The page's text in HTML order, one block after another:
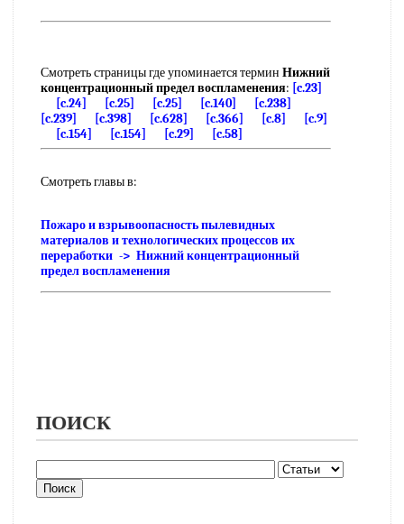
Смотреть страницы где упоминается термин Нижний
концентрационный предел воспламенения: [c.23]
[c.24]
[c.25] [c.25] [c.140]
[c.238]
[c.239]
[c.398] [c.628] [c.366] [c.8]
[c.9]
[c.154]
[c.154] [c.29] [c.58]
Смотреть главы в:
Пожаро и взрывоопасность пылевидных
материалов и технологических процессов их
переработки -> Нижний концентрационный
предел воспламенения
ПОИСК